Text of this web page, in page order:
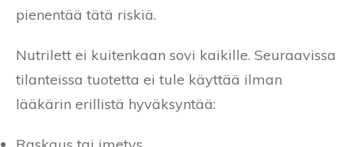
pienentää tätä riskiä.
Nutrilett ei kuitenkaan sovi kaikille. Seuraavissa
tilanteissa tuotetta ei tule käyttää ilman
lääkärin erillistä hyväksyntää: